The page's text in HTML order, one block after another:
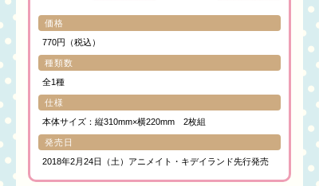
価格
770円（税込）
種類数
全1種
仕様
本体サイズ：縦310mm×横220mm 2枚組
発売日
2018年2月24日（土）アニメイト・キデイランド先行発売